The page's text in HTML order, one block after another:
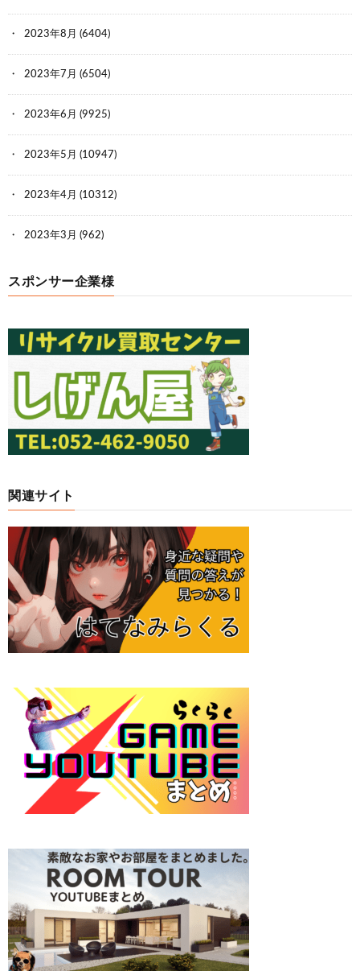
2023年8月 (6404)
2023年7月 (6504)
2023年6月 (9925)
2023年5月 (10947)
2023年4月 (10312)
2023年3月 (962)
スポンサー企業様
関連サイト